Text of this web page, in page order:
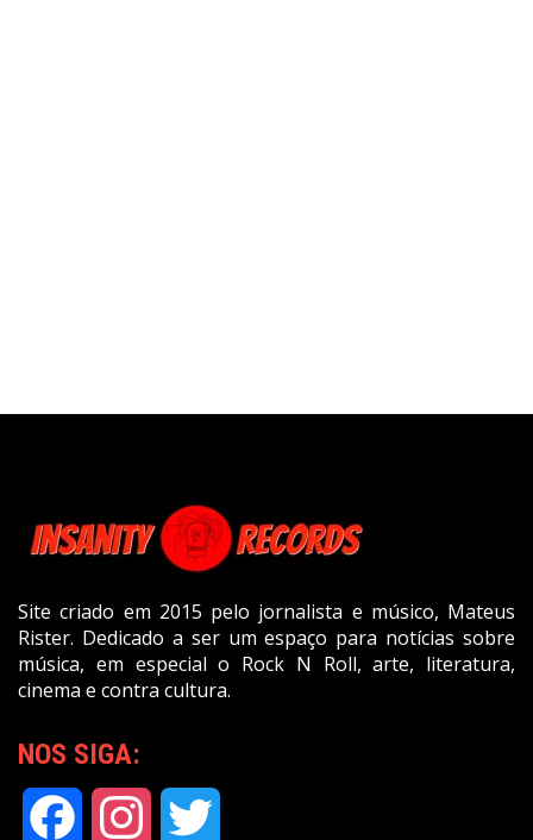
Site criado em 2015 pelo jornalista e músico, Mateus
Rister. Dedicado a ser um espaço para notícias sobre
música, em especial o Rock N Roll, arte, literatura,
cinema e contra cultura.
NOS SIGA:
Facebook Instagram